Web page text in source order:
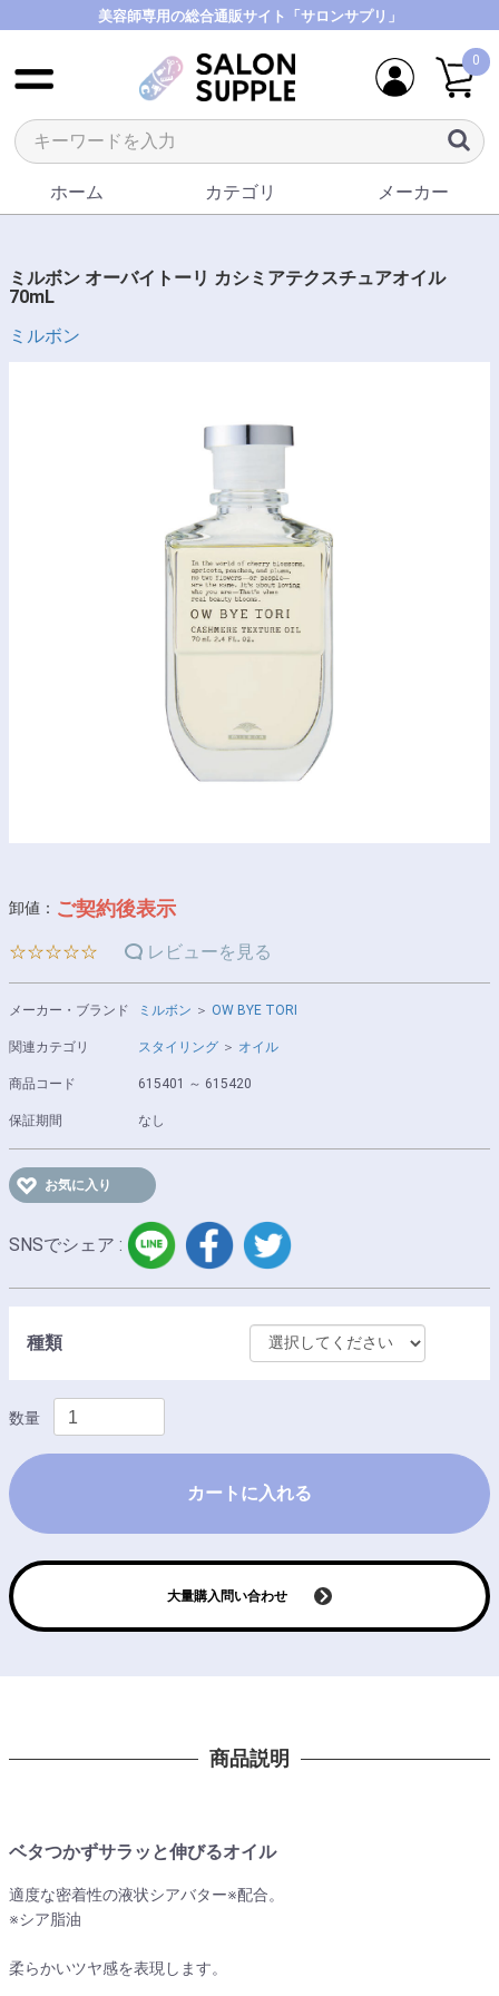
美容師専用の総合通販サイト「サロンサプリ」
0
ホーム カテゴリ メーカー
ミルボン オーバイトーリ カシミアテクスチュアオイル
70mL
ミルボン
卸値： ご契約後表示
☆☆☆☆☆ レビューを見る
メーカー・ブランド ミルボン ＞ OW BYE TORI
関連カテゴリ スタイリング ＞ オイル
商品コード 615401 ～ 615420
保証期間 なし
お気に入り
SNSでシェア :
LINE facebook
種類
数量
カートに入れる
大量購入問い合わせ
商品説明
ベタつかずサラッと伸びるオイル
適度な密着性の液状シアバター※配合。
※シア脂油
柔らかいツヤ感を表現します。